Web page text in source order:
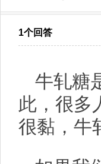
1个回答
牛轧糖
此，很多
很黏，牛